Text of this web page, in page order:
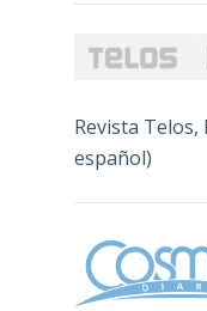
Revista
español)